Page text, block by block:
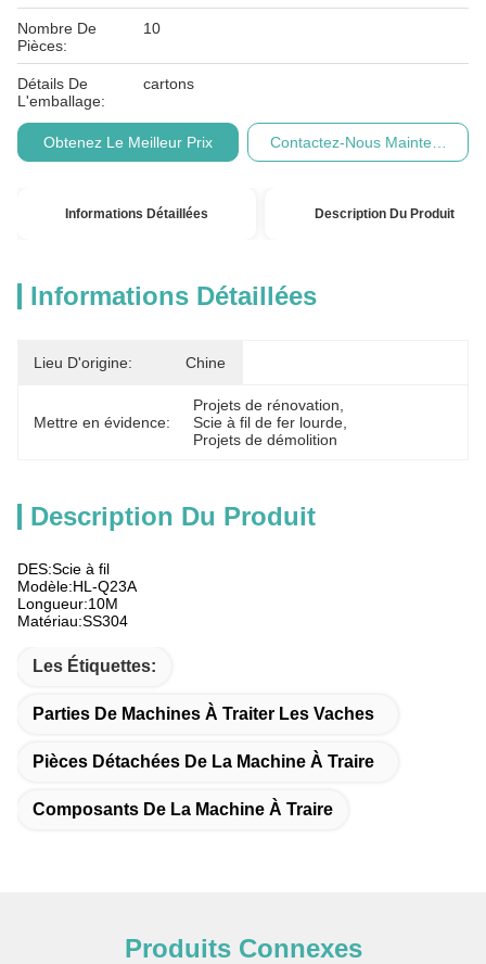
Nombre De
Pièces:
10
Détails De
L'emballage:
cartons
Obtenez Le Meilleur Prix Contactez-Nous Maintenant
Informations Détaillées Description Du Produit
Informations Détaillées
Lieu D'origine: Chine
Mettre en évidence:
Projets de rénovation
Scie à fil de fer lourde
Projets de démolition
Description Du Produit
DES:Scie à fil
Modèle:HL-Q23A
Longueur:10M
Matériau:SS304
Les Étiquettes:
Parties De Machines À Traiter Les Vaches
Pièces Détachées De La Machine À Traire
Composants De La Machine À Traire
Produits Connexes